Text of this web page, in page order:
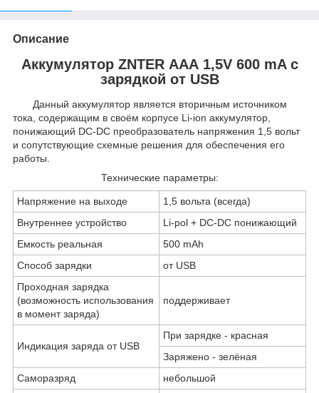
Описание
Аккумулятор ZNTER ААА 1,5V 600 mA с
зарядкой от USB
Данный аккумулятор является вторичным источником
тока, содержащим в своём корпусе Li-ion аккумулятор,
понижающий DC-DC преобразователь напряжения 1,5 вольт
и сопутствующие схемные решения для обеспечения его
работы.
Технические параметры:
Напряжение на выходе
1,5 вольта (всегда)
Внутреннее устройство
Li-pol + DC-DC понижающий
Емкость реальная
500 mAh
Способ зарядки
от USB
Проходная зарядка
(возможность использования
в момент заряда)
поддерживает
Индикация заряда от USB
При зарядке - красная
Заряжено - зелёная
Саморазряд
небольшой